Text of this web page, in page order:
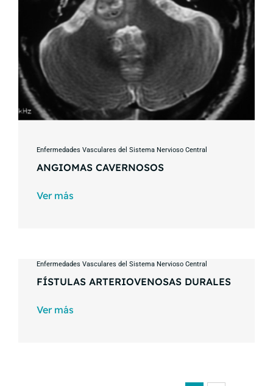
Enfermedades Vasculares del Sistema Nervioso Central
ANGIOMAS CAVERNOSOS
Ver más
Enfermedades Vasculares del Sistema Nervioso Central
FÍSTULAS ARTERIOVENOSAS DURALES
Ver más